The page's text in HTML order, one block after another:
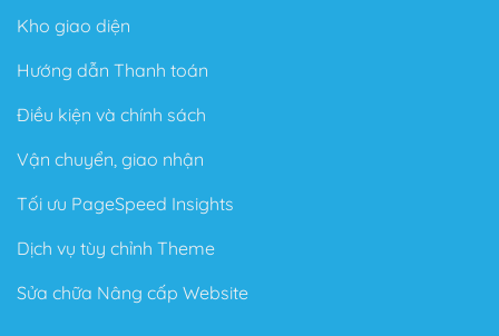
Kho giao diện
Hướng dẫn Thanh toán
Điều kiện và chính sách
Vận chuyển, giao nhận
Tối ưu PageSpeed Insights
Dịch vụ tùy chỉnh Theme
Sửa chữa Nâng cấp Website